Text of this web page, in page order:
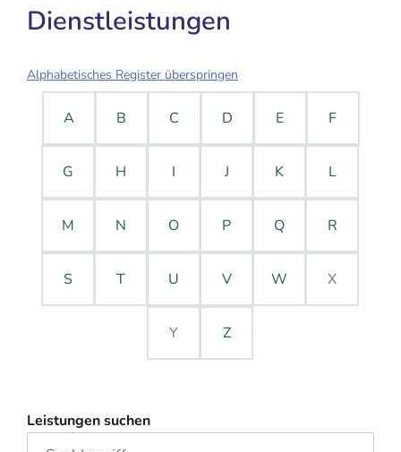
Dienstleistungen
Alphabetisches Register überspringen
A B C D E F
G H I J K L
M N O P Q R
S T U V W X
Y Z
Leistungen suchen